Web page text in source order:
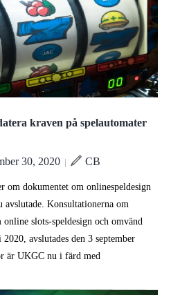
kraven på spelautomater
30, 2020 | CB
om dokumentet om onlinespeldesign
avslutade. Konsultationerna om
slots-speldesign och omvänd
avslutades den 3 september
är UKGC nu i färd med